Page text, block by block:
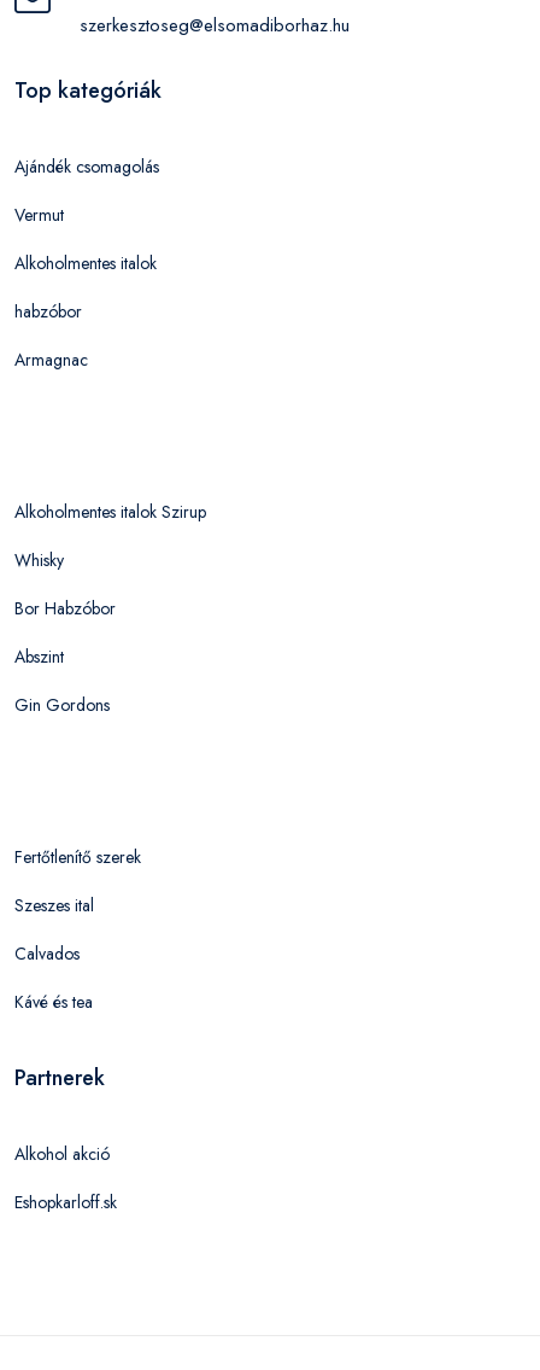
szerkesztoseg@elsomadiborhaz.hu
Top kategóriák
Ajándék csomagolás
Vermut
Alkoholmentes italok
habzóbor
Armagnac
Alkoholmentes italok Szirup
Whisky
Bor Habzóbor
Abszint
Gin Gordons
Fertőtlenítő szerek
Szeszes ital
Calvados
Kávé és tea
Partnerek
Alkohol akció
Eshopkarloff.sk